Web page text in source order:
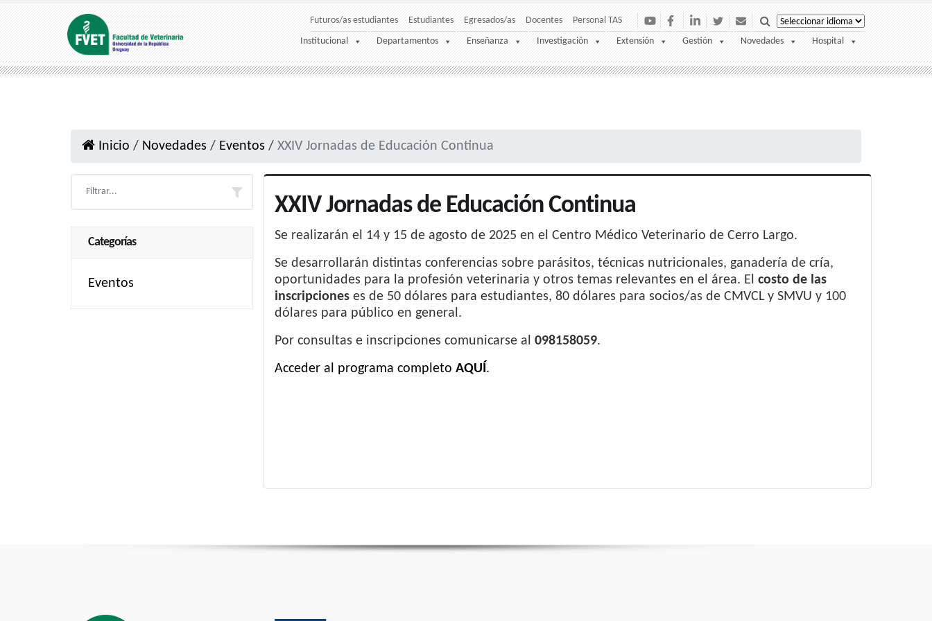
Futuros/as estudiantes Estudiantes Egresados/as Docentes Personal TAS
Institucional Departamentos Enseñanza Investigación Extensión Gestión Novedades Hospital
Inicio / Novedades / Eventos / XXIV Jornadas de Educación Continua
Categorías
Eventos
XXIV Jornadas de Educación Continua
Se realizarán el 14 y 15 de agosto de 2025 en el Centro Médico Veterinario de Cerro Largo.
Se desarrollarán distintas conferencias sobre parásitos, técnicas nutricionales, ganadería de cría,
oportunidades para la profesión veterinaria y otros temas relevantes en el área. El costo de las
inscripcioneses de 50 dólares para estudiantes, 80 dólares para socios/as de CMVCL y SMVU y 100
dólares para público en general.
Por consultas e inscripciones comunicarse al 098158059.
Acceder al programa completo AQUÍ.